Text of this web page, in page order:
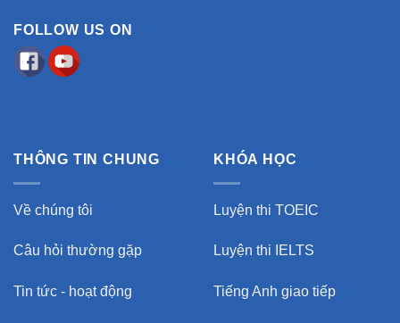
FOLLOW US ON
THÔNG TIN CHUNG
Về chúng tôi
Câu hỏi thường gặp
Tin tức - hoạt động
KHÓA HỌC
Luyện thi TOEIC
Luyện thi IELTS
Tiếng Anh giao tiếp